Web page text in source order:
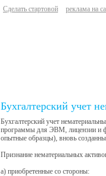
Сделать стартовой реклама на
Бухгалтерский учет
Бухгалтерский учет
программы для ЭВМ, лицензии и
опытные образцы), вновь
Признание нематериальных
а) приобретенные со стороны: